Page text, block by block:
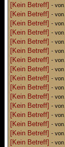
[Kein Betreff] - von
[Kein Betreff] - von
[Kein Betreff] - von
[Kein Betreff] - von
[Kein Betreff] - von
[Kein Betreff] - von
[Kein Betreff] - von
[Kein Betreff] - von
[Kein Betreff] - von
[Kein Betreff] - von
[Kein Betreff] - von
[Kein Betreff] - von
[Kein Betreff] - von
[Kein Betreff] - von
[Kein Betreff] - von
[Kein Betreff] - von